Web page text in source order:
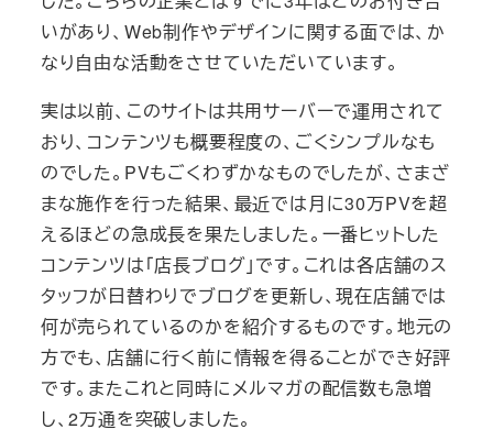
いがあり、Web制作やデザインに関する面では、か
なり自由な活動をさせていただいています。
実は以前、このサイトは共用サーバーで運用されて
おり、コンテンツも概要程度の、ごくシンプルなも
のでした。PVもごくわずかなものでしたが、さまざ
まな施作を行った結果、最近では月に30万PVを超
えるほどの急成長を果たしました。一番ヒットした
コンテンツは「店長ブログ」です。これは各店舗のス
タッフが日替わりでブログを更新し、現在店舗では
何が売られているのかを紹介するものです。地元の
方でも、店舗に行く前に情報を得ることができ好評
です。またこれと同時にメルマガの配信数も急増
し、2万通を突破しました。